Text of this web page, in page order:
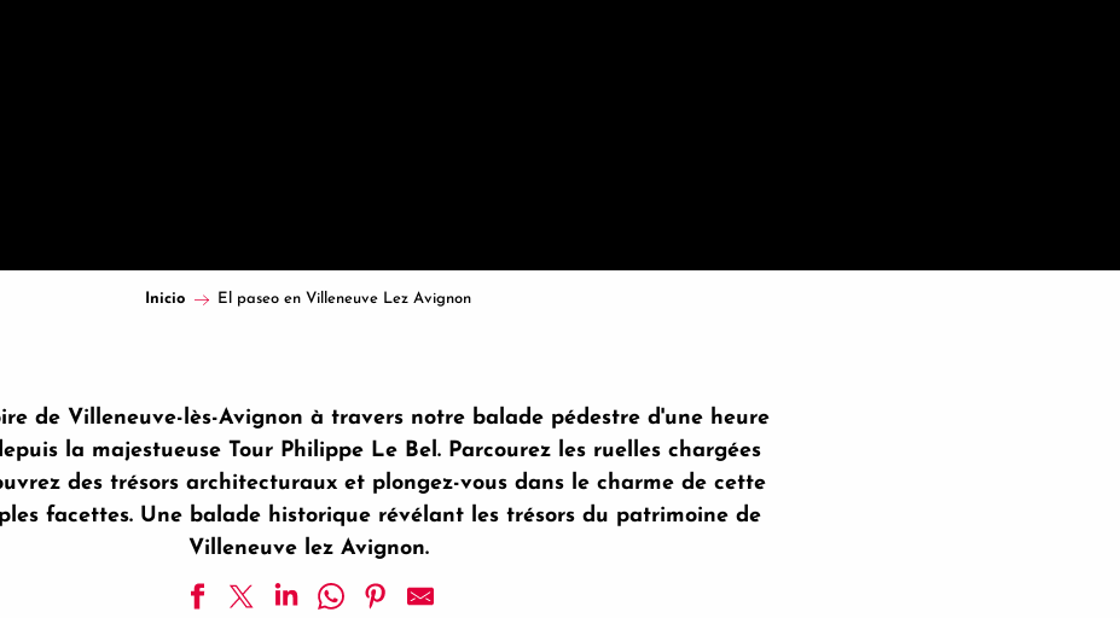
Inicio El paseo en Villeneuve Lez Avignon
de Villeneuve-lès-Avignon à travers notre balade pédestre d'une heure
la majestueuse Tour Philippe Le Bel. Parcourez les ruelles chargées
des trésors architecturaux et plongez-vous dans le charme de cette
facettes. Une balade historique révélant les trésors du patrimoine de
Villeneuve lez Avignon.